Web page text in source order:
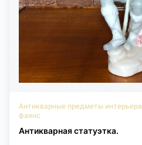
Антикварные предметы интерьера
фаянс
Антикварная статуэтка.